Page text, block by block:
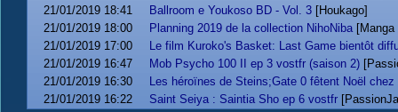
21/01/2019 18:41
Ballroom e Youkoso BD - Vol. 3 [Houkago]
21/01/2019 18:00
Planning 2019 de la collection NihoNiba [Manga
21/01/2019 17:00
Le film Kuroko's Basket: Last Game bientôt
21/01/2019 16:47
Mob Psycho 100 II ep 3 vostfr (saison 2)
21/01/2019 16:30
Les héroïnes de Steins;Gate 0 fêtent Noël chez
21/01/2019 16:22
Saint Seiya : Saintia Sho ep 6 vostfr